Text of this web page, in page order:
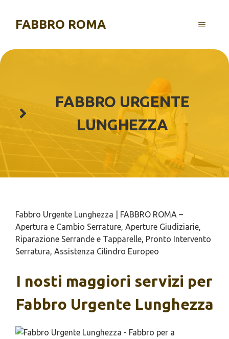
contenuto
FABBRO ROMA MENU
FABBRO URGENTE
LUNGHEZZA
Fabbro Urgente Lunghezza | FABBRO ROMA –
Apertura e Cambio Serrature, Aperture Giudiziarie,
Riparazione Serrande e Tapparelle, Pronto Intervento
Serratura, Assistenza Cilindro Europeo
I nosti maggiori servizi per
Fabbro Urgente Lunghezza